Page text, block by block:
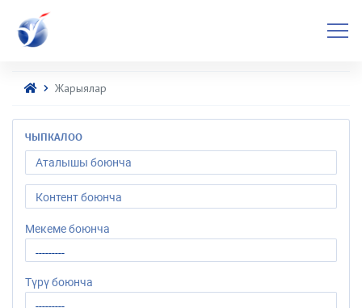
Жарыялар
ЧЫПКАЛОО
Мекеме боюнча
Түрү боюнча